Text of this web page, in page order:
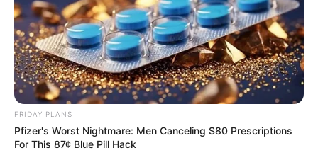
FRIDAY PLANS
Pfizer's Worst Nightmare: Men Canceling $80 Prescriptions
For This 87¢ Blue Pill Hack